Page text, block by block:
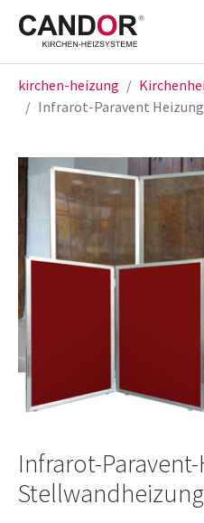
kirchen-heizung
Infrarot-Paravent Heizung
Infrarot-
Stellwandheizung